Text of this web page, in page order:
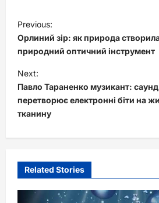
P
o
s
t
n
a
g
a
Previous:
Орлиний зір: як природа
природний оптичний інструмент
Next:
Павло Тараненко музикант:
перетворює електронні біти на
тканину
Related Stories